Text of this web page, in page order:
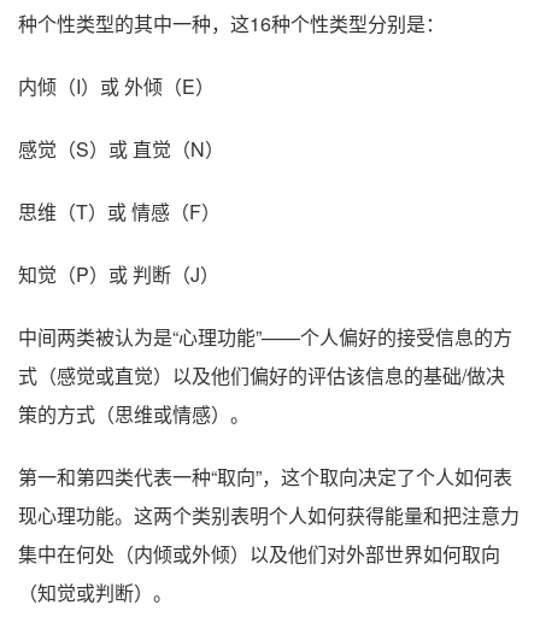
种个性类型的其中一种，这16种个性类型分别是：
内倾（I）或 外倾（E）
感觉（S）或 直觉（N）
思维（T）或 情感（F）
知觉（P）或 判断（J）
中间两类被认为是“心理功能”——个人偏好的接受信息的方
式（感觉或直觉）以及他们偏好的评估该信息的基础/做决
策的方式（思维或情感）。
第一和第四类代表一种“取向”，这个取向决定了个人如何表
现心理功能。这两个类别表明个人如何获得能量和把注意力
集中在何处（内倾或外倾）以及他们对外部世界如何取向
（知觉或判断）。